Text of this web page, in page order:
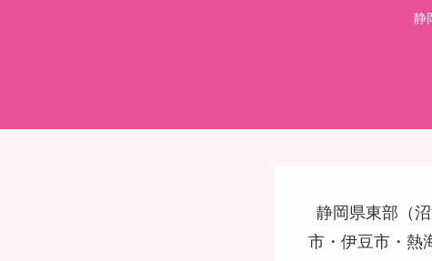
静
静岡県東部（
市・伊豆市・熱